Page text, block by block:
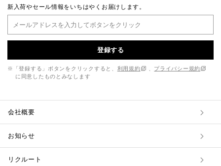
新入荷やセール情報をいちはやくお届けします。
登録する
※「登録する」ボタンをクリックすると、 利用規約
プライバシー規約
に同意したものとみなします
会社概要
お知らせ
リクルート